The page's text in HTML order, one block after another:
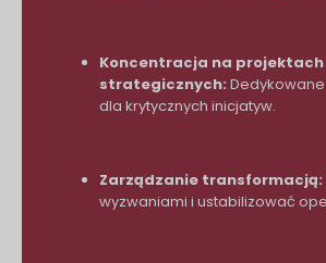
Koncentracja na projektach
strategicznych:
dla krytycznych inicjatyw.
Zarządzanie transformacją:
wyzwaniami i ustabilizować